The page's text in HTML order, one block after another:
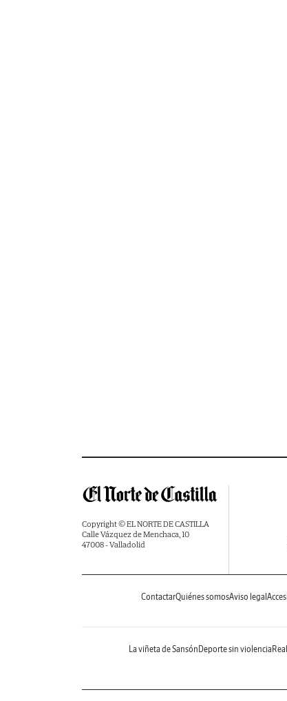
Copyright © EL NORTE DE CASTILLA
Calle Vázquez de Menchaca, 10
47008 - Valladolid
ContactarQuiénes somosAviso legal
La viñeta de Sansón Deporte sin violencia